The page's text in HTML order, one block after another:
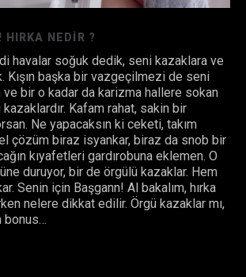
NEDIR ?
havalar soğuk dedik, seni kazaklara ve
Kışın başka bir vazgeçilmezi de seni
ve bir o kadar da karizma hallere sokan
kazaklardır. Kafam rahat, sakin bir
Ne yapacaksın ki ceketi, takım
çözüm biraz isyankar, biraz da snob bir
kıyafetleri gardırobuna eklemen. O
duruyor, bir de örgülü kazaklar. Hem
Senin için Başgann! Al bakalım, hırka
nelere dikkat edilir. Örgü kazaklar mı,
bonus…